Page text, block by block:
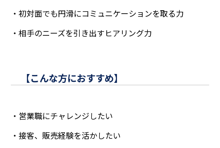
・初対面でも円滑にコミュニケーションを取る力
・相手のニーズを引き出すヒアリング力
【こんな方におすすめ】
・営業職にチャレンジしたい
・接客、販売経験を活かしたい